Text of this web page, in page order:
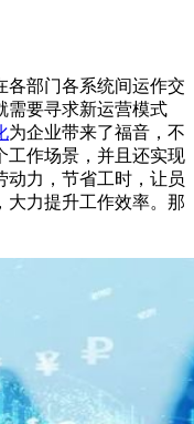
各部门各系统间运作交
需要寻求新运营模式
为企业带来了福音，不
工作场景，并且还实现
动力，节省工时，让员
大力提升工作效率。那